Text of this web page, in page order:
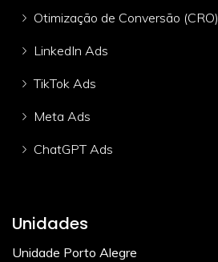
Otimização de Conversão (CRO)
LinkedIn Ads
TikTok Ads
Meta Ads
ChatGPT Ads
Unidades
Unidade Porto Alegre